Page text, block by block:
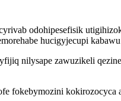
odohipesefisik
hucigyjecupi
nilysape zawuzikeli
fokebymozini